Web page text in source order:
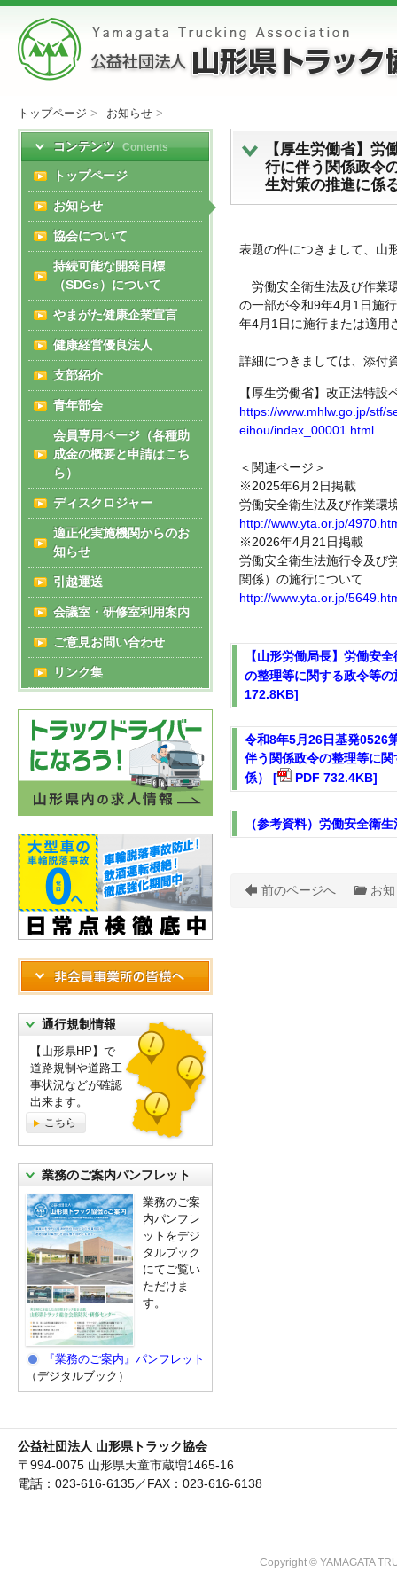
トップページ > お知らせ >
【厚生労働省】
行に伴う関係政令
生対策の推進に係
表題の件につきまして、山
労働安全衛生法及び作業
の一部が令和9年4月1日施
年4月1日に施行または適用
詳細につきましては、添付
【厚生労働省】改正法特設
https://www.mhlw.go.jp/stf/
eihou/index_00001.html
＜関連ページ＞
※2025年6月2日掲載
労働安全衛生法及び作業環
http://www.yta.or.jp/
※2026年4月21日掲載
労働安全衛生法施行令及び
関係）の施行について
http://www.yta.or.jp/
【山形労働局長】労働安
の整理等に関する政令等
172.8KB]
令和8年5月26日基発0526
伴う関係政令の整理等に
係） [
PDF 732.4KB]
（参考資料）労働安全衛
前のページへ お
コンテンツ Contents
トップページ
お知らせ
協会について
持続可能な開発目標
（SDGs）について
やまがた健康企業宣言
健康経営優良法人
支部紹介
青年部会
会員専用ページ（各種助
成金の概要と申請はこち
ら）
ディスクロジャー
適正化実施機関からのお
知らせ
引越運送
会議室・研修室利用案内
ご意見お問い合わせ
リンク集
通行規制情報
【山形県HP】で
道路規制や道路工
事状況などが確認
出来ます。
こちら
業務のご案内パンフレット
業務のご案
内パンフレ
ットをデジ
タルブック
にてご覧い
ただけま
す。
『業務のご案内』パンフレット
（デジタルブック）
公益社団法人 山形県トラック協会
〒994-0075 山形県天童市蔵増1465-16
電話：023-616-6135／FAX：023-616-6138
Copyright © YAMAGATA